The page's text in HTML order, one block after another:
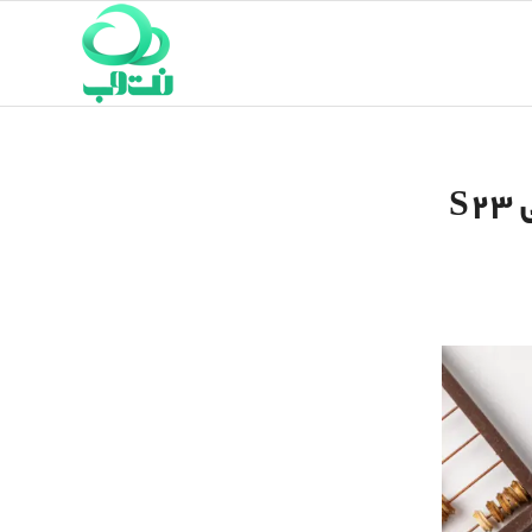
نزدیک‌به ۲٫۸ میلیون دستگاه در یک ماه؛ گلکسی S23